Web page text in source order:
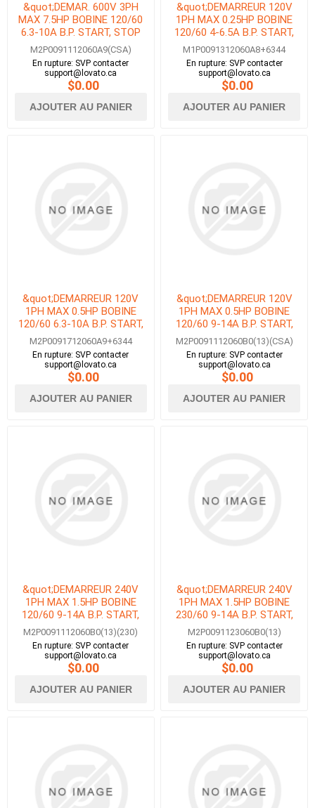
&quot;DEMAR. 600V 3PH
MAX 7.5HP BOBINE 120/60
6.3-10A B.P. START, STOP
&amp; E-STOP AVEC
DISJONCTEUR-
MOTEUR&quot;
M2P0091112060A9(CSA)
En rupture: SVP contacter
support@lovato.ca
$0.00
AJOUTER AU PANIER
&quot;DEMARREUR 120V
1PH MAX 0.25HP BOBINE
120/60 4-6.5A B.P. START,
STOP/RESET &amp; E-
STOP&quot;
M1P0091312060A8+6344
En rupture: SVP contacter
support@lovato.ca
$0.00
AJOUTER AU PANIER
&quot;DEMARREUR 120V
1PH MAX 0.5HP BOBINE
120/60 6.3-10A B.P. START,
STOP &amp; E-STOP AVEC
SECTION. 16A&quot;
M2P0091712060A9+6344
En rupture: SVP contacter
support@lovato.ca
$0.00
AJOUTER AU PANIER
&quot;DEMARREUR 120V
1PH MAX 0.5HP BOBINE
120/60 9-14A B.P. START,
STOP &amp; ESTOP AVEC
DISJONCTEUR-
MOTEUR&quot;
M2P0091112060B0(13)(CSA)
En rupture: SVP contacter
support@lovato.ca
$0.00
AJOUTER AU PANIER
&quot;DEMARREUR 240V
1PH MAX 1.5HP BOBINE
120/60 9-14A B.P. START,
STOP &amp; ESTOP AVEC
DISJONCTEUR-
MOTEUR&quot;
M2P0091112060B0(13)(230)
En rupture: SVP contacter
support@lovato.ca
$0.00
AJOUTER AU PANIER
&quot;DEMARREUR 240V
1PH MAX 1.5HP BOBINE
230/60 9-14A B.P. START,
STOP &amp; ESTOP AVEC
DISJONCTEUR-
MOTEUR&quot;
M2P0091123060B0(13)
En rupture: SVP contacter
support@lovato.ca
$0.00
AJOUTER AU PANIER